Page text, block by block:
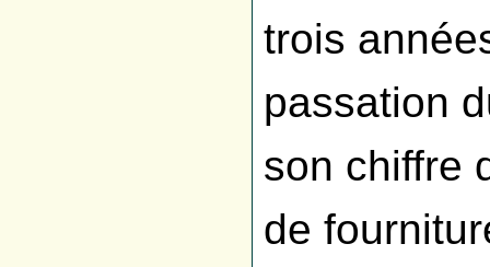
trois
passation
son chiffre
de